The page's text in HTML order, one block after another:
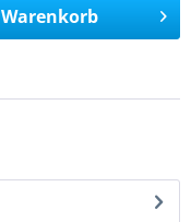
Warenkorb